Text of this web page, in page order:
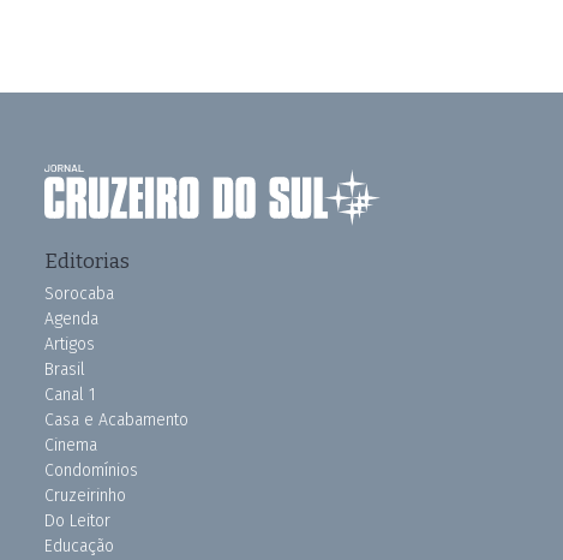
Editorias
Sorocaba
Agenda
Artigos
Brasil
Canal 1
Casa e Acabamento
Cinema
Condomínios
Cruzeirinho
Do Leitor
Educação